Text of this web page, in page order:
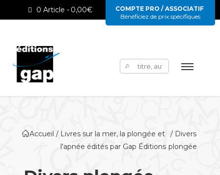
0 Article 0,00€
COMPTE PRO / ASSOCIATIF
Bénéficiez de prix spécifiques
Rechercher :
Accueil / Livres sur la mer, la plongée et
l'apnée édités par Gap Éditions
/ Divers
plongée